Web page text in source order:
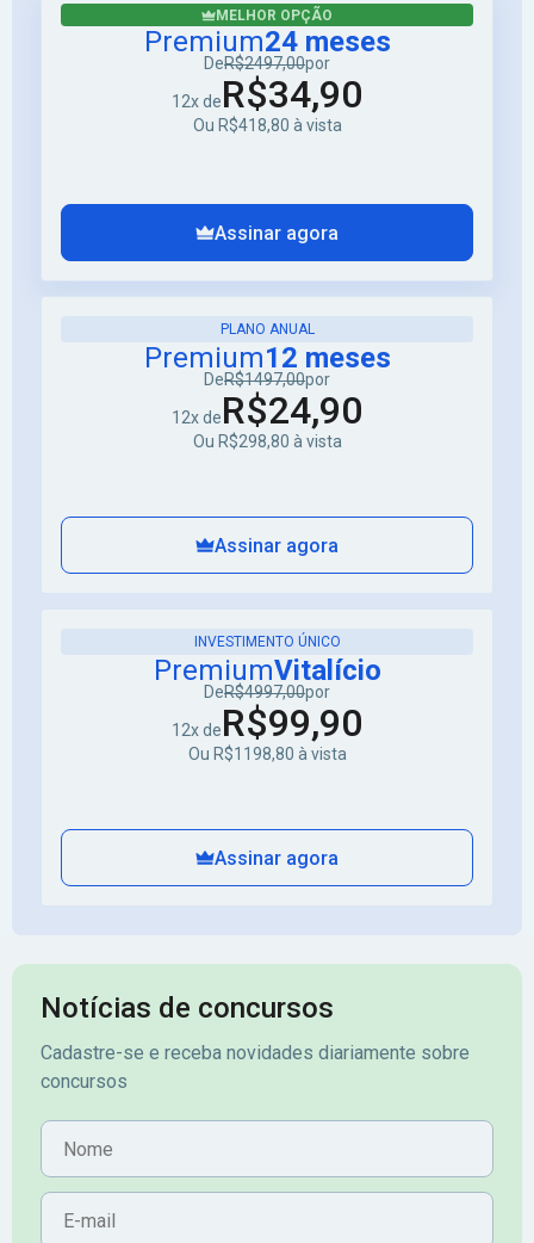
MELHOR OPÇÃO
Premium24 meses
DeR$2497,00por
12x deR$34,90
Ou R$418,80 à vista
Assinar agora
PLANO ANUAL
Premium12 meses
DeR$1497,00por
12x deR$24,90
Ou R$298,80 à vista
Assinar agora
INVESTIMENTO ÚNICO
PremiumVitalício
DeR$4997,00por
12x deR$99,90
Ou R$1198,80 à vista
Assinar agora
Notícias de concursos
Cadastre-se e receba novidades diariamente sobre
concursos
Nome
E-mail